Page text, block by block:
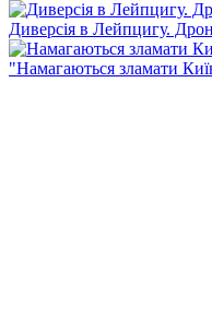
Диверсія в Лейпцигу. Дрон
"Намагаються зламати